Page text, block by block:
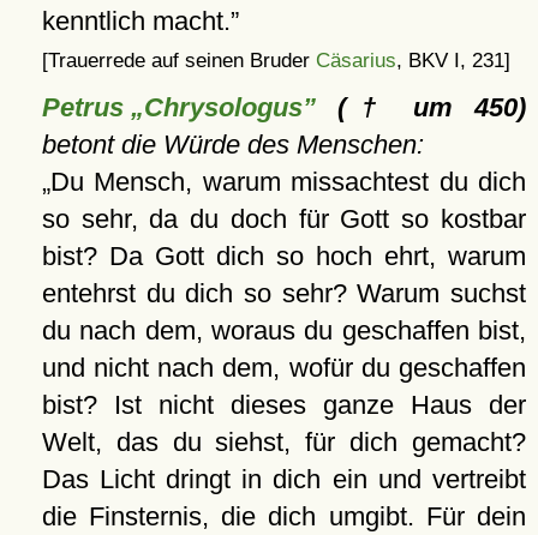
kenntlich macht.
[Trauerrede auf seinen Bruder Cäsarius, BKV I, 231]
Petrus „Chrysologus”(† um 450)
betont die Würde des Menschen:
Du Mensch, warum missachtest du dich
so sehr, da du doch für Gott so kostbar
bist? Da Gott dich so hoch ehrt, warum
entehrst du dich so sehr? Warum suchst
du nach dem, woraus du geschaffen bist,
und nicht nach dem, wofür du geschaffen
bist? Ist nicht dieses ganze Haus der
Welt, das du siehst, für dich gemacht?
Das Licht dringt in dich ein und vertreibt
die Finsternis, die dich umgibt. Für dein